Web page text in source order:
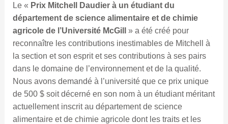
Le « Prix Mitchell Daudier à un étudiant du
département de science alimentaire et de chimie
agricole de l’Université McGill
» a été créé pour
reconnaître les contributions inestimables de Mitchell à
la section et son esprit et ses contributions à ses pairs
dans le domaine de l’environnement et de la qualité.
Nous avons demandé à l’université que ce prix unique
de 500 $ soit décerné en son nom à un étudiant méritant
actuellement inscrit au département de science
alimentaire et de chimie agricole dont les traits et les